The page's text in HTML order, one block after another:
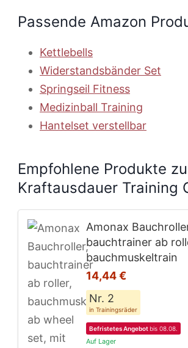
Passende Amazon
Kettlebells
Widerstandsbänder Set
Springseil Fitness
Medizinball Training
Hantelset verstellbar
Empfohlene Produkte zu
Kraftausdauer Training
Amonax
bauchtrainer ab
bauchmuskeltrain
14,44 €
Nr. 2
in Trainingsräder
Befristetes Angebotbis 08.08.
Auf Lager